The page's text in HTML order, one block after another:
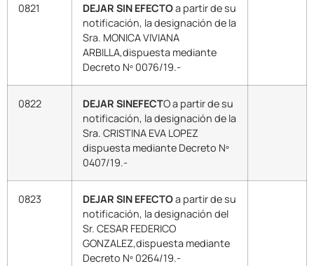
0821 DEJAR SIN EFECTOa partir de su
notificación, la designación de la
Sra. MONICA VIVIANA
ARBILLA,dispuesta mediante
Decreto Nº 0076/19.-
0822 DEJAR SINEFECTO a partir de su
notificación, la designación de la
Sra. CRISTINA EVA LOPEZ
dispuesta mediante Decreto Nº
0407/19.-
0823 DEJAR SIN EFECTOa partir de su
notificación, la designación del
Sr. CESAR FEDERICO
GONZALEZ,dispuesta mediante
Decreto Nº 0264/19.-